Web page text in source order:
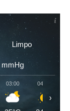
Limpo
mmHg
03:00 04:00
›